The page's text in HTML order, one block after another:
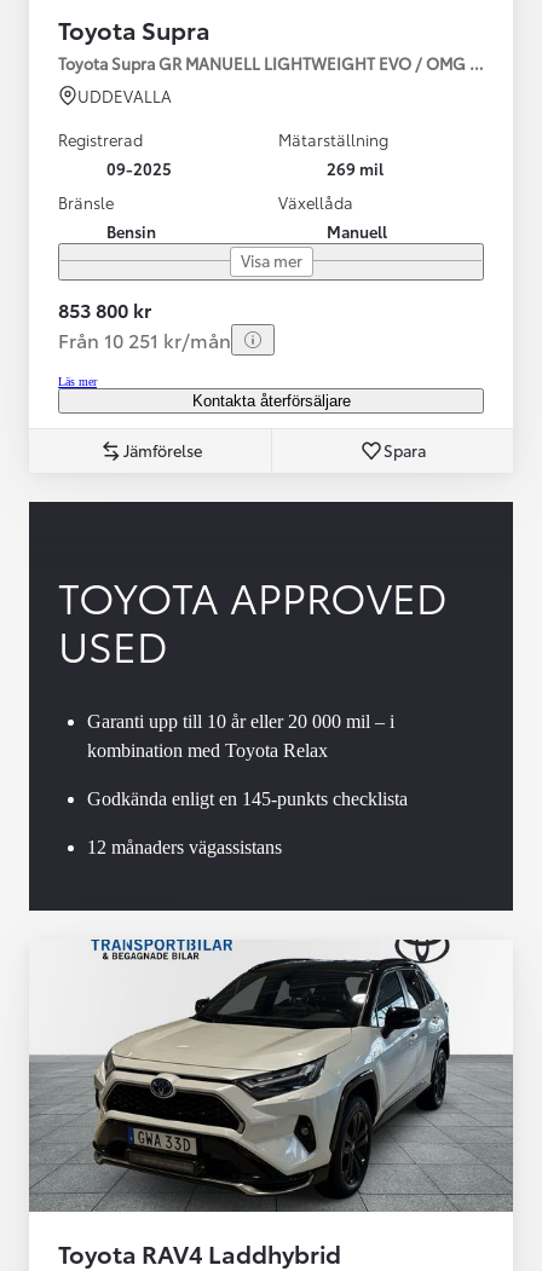
Toyota Supra
Toyota Supra GR MANUELL LIGHTWEIGHT EVO / OMG LEV!
UDDEVALLA
Registrerad
09-2025
Mätarställning
269 mil
Bränsle
Bensin
Växellåda
Manuell
Visa mer
853 800 kr
Från 10 251 kr/mån
Läs mer
Kontakta återförsäljare
Jämförelse Spara
TOYOTA APPROVED
USED
Garanti upp till 10 år eller 20 000 mil – i
kombination med Toyota Relax
Godkända enligt en 145-punkts checklista
12 månaders vägassistans
Toyota RAV4 Laddhybrid